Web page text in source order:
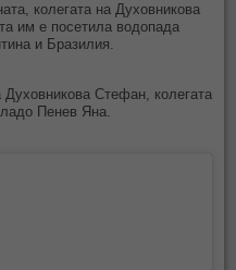
колегата на Духовникова
им е посетила водопада
и Бразилия.
Стефан, колегата
Пенев Яна.